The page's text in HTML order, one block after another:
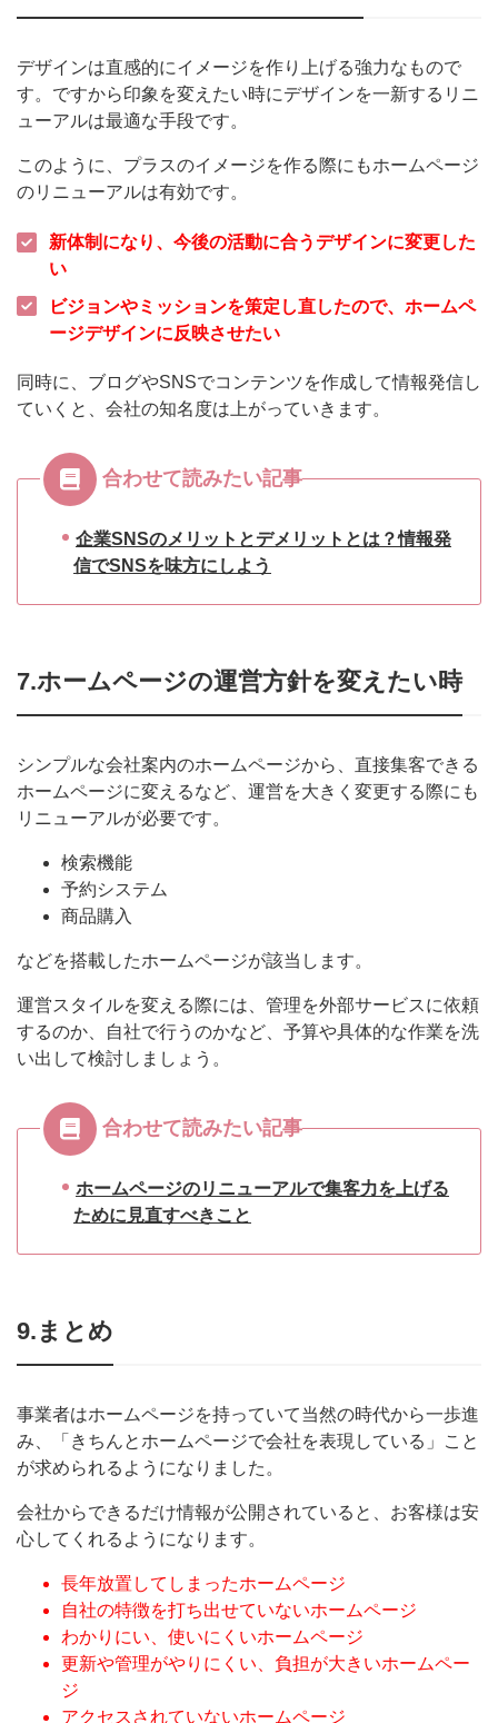
デザインは直感的にイメージを作り上げる強力なもので
す。ですから印象を変えたい時にデザインを一新するリニ
ューアルは最適な手段です。
このように、プラスのイメージを作る際にもホームページ
のリニューアルは有効です。
新体制になり、今後の活動に合うデザインに変更した
い
ビジョンやミッションを策定し直したので、ホームペ
ージデザインに反映させたい
同時に、ブログやSNSでコンテンツを作成して情報発信し
ていくと、会社の知名度は上がっていきます。
合わせて読みたい記事
企業SNSのメリットとデメリットとは？情報発
信でSNSを味方にしよう
7.ホームページの運営方針を変えたい時
シンプルな会社案内のホームページから、直接集客できる
ホームページに変えるなど、運営を大きく変更する際にも
リニューアルが必要です。
検索機能
予約システム
商品購入
などを搭載したホームページが該当します。
運営スタイルを変える際には、管理を外部サービスに依頼
するのか、自社で行うのかなど、予算や具体的な作業を洗
い出して検討しましょう。
合わせて読みたい記事
ホームページのリニューアルで集客力を上げる
ために見直すべきこと
9.まとめ
事業者はホームページを持っていて当然の時代から一歩進
み、「きちんとホームページで会社を表現している」こと
が求められるようになりました。
会社からできるだけ情報が公開されていると、お客様は安
心してくれるようになります。
長年放置してしまったホームページ
自社の特徴を打ち出せていないホームページ
わかりにい、使いにくいホームページ
更新や管理がやりにくい、負担が大きいホームペー
ジ
アクセスされていないホームページ